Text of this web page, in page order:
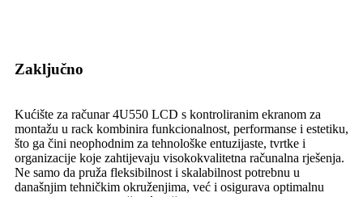
Zaključno
Kućište za računar 4U550 LCD s kontroliranim ekranom za
montažu u rack kombinira funkcionalnost, performanse i estetiku,
što ga čini neophodnim za tehnološke entuzijaste, tvrtke i
organizacije koje zahtijevaju visokokvalitetna računalna rješenja.
Ne samo da pruža fleksibilnost i skalabilnost potrebnu u
današnjim tehničkim okruženjima, već i osigurava optimalnu